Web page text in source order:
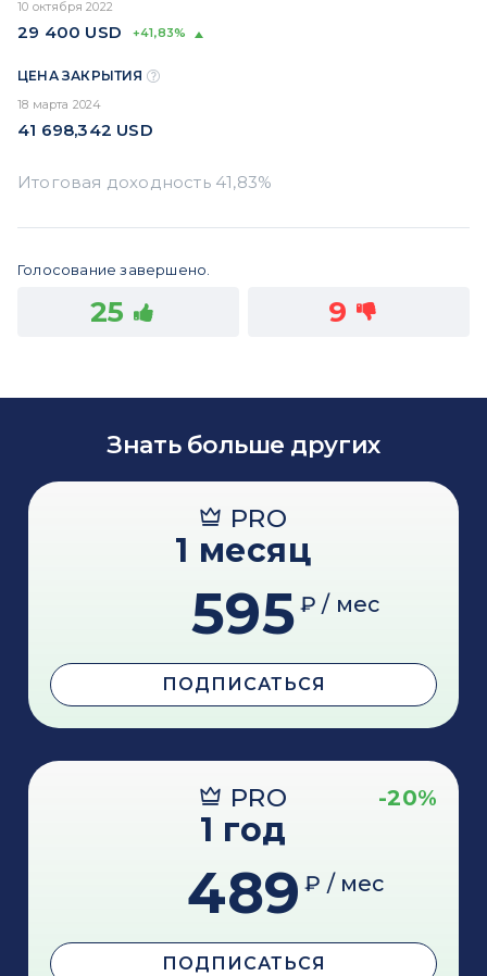
10 октября 2022
29 400 USD +41,83%
ЦЕНА ЗАКРЫТИЯ
18 марта 2024
41 698,342 USD
Голосование завершено.
25 9
Знать больше других
PRO
1 месяц
595 ₽ / мес
ПОДПИСАТЬСЯ
PRO -20%
1 год
489 ₽ / мес
ПОДПИСАТЬСЯ